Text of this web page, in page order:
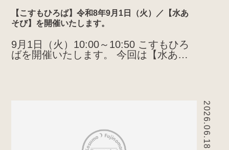
【こすもひろば】令和8年9月1日（火）／【水あ
そび】を開催いたします。
9月1日（火）10:00～10:50 こすもひろ
ばを開催いたします。 今回は【水あそ
2026.06.18